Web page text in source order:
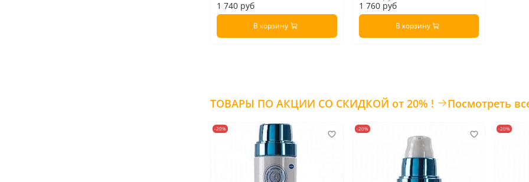
1 740 руб
В корзину
1 760 руб
В корзину
ТОВАРЫ ПО АКЦИИ СО СКИДКОЙ от 20% ! Посмотреть
-20% -20% -20%